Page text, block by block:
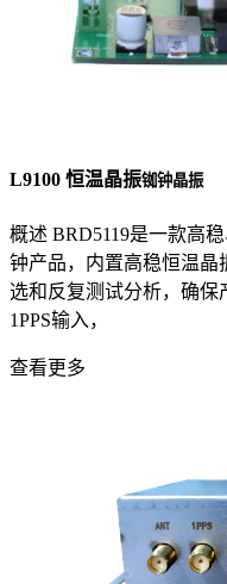
L9100 恒温晶振铷钟晶振
概述 BRD5119是一款高
钟产品，内置高稳恒温晶
选和反复测试分析，确保
1PPS输入，
查看更多